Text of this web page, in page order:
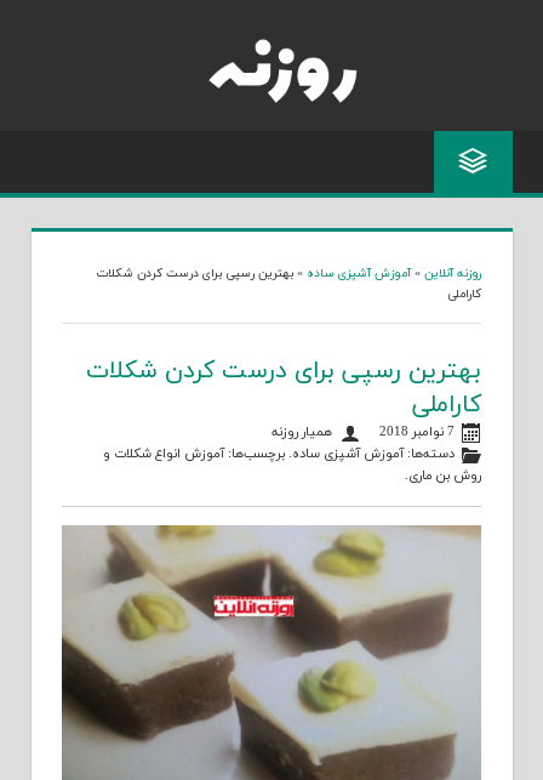
روزنه آنلاین »آموزش آشپزی ساده » بهترین رسپی برای درست کردن شکلات
کاراملی
بهترین رسپی برای درست کردن شکلات
کاراملی
7 نوامبر 2018
همیار روزنه
دسته‌ها:آموزش آشپزی ساده. برچسب‌ها:آموزش انواع شکلات و
روش بن ماری.